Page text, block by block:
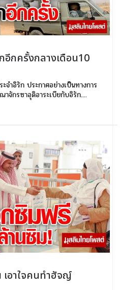
กครั้งกลางเดือน10
จำอิรัก ประกาศอย่างเป็นทางการ
าจักรซาอุดิอาระเบียกับอิรัก....
อาใจคนทำฮัจญ์